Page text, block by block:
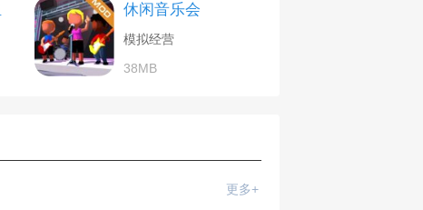
休闲音乐会
模拟经营
38MB
更多+